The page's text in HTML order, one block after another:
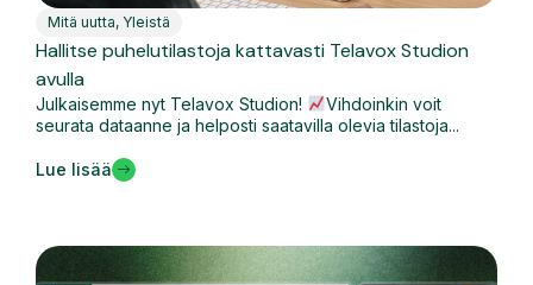
Mitä uutta, Yleistä
Hallitse puhelutilastoja kattavasti Telavox Studion
avulla
Julkaisemme nyt Telavox Studion!
Vihdoinkin voit
seurata dataanne ja helposti saatavilla olevia tilastoja...
Lue lisää